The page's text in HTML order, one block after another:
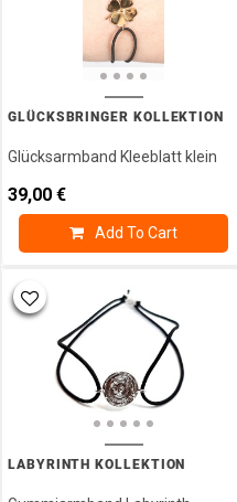
GLÜCKSBRINGER KOLLEKTION
Glücksarmband Kleeblatt klein
39,00 €
Add To Cart
LABYRINTH KOLLEKTION